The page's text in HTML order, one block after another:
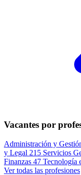
Vacantes por
Administración y
y Legal 215 Servicios
Finanzas 47 Tecnología
Ver todas las profesiones